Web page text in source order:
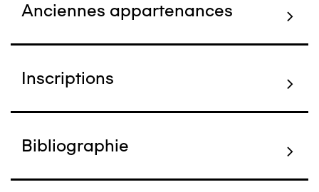
Anciennes appartenances
Inscriptions
Bibliographie